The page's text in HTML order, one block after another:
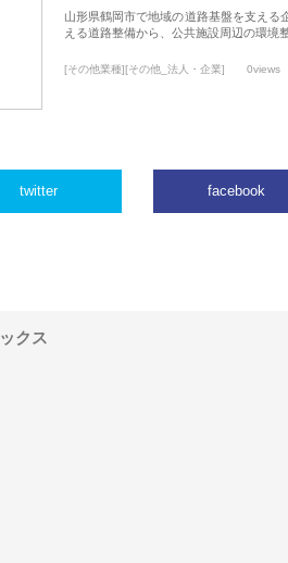
山形県鶴岡市で地域の道路基盤を支える
える道路整備から、公共施設周辺の環境
[その他業種][その他_法人・企業] 0views
twitter facebook
クス